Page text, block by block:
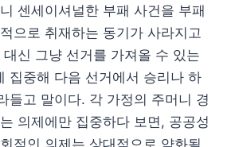
센세이셔널한 부패 사건을 부패
으로 취재하는 동기가 사라지고
신 그냥 선거를 가져올 수 있는
집중해 다음 선거에서 승리나 하
들고 말이다. 각 가정의 주머니 경
의제에만 집중하다 보면, 공공성
적인 의제는 상대적으로 약화될